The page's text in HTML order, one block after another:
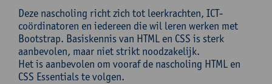
Deze nascholing richt zich tot leerkrachten, ICT-
coördinatoren en iedereen die wil leren werken met
Bootstrap. Basiskennis van HTML en CSS is sterk
aanbevolen, maar niet strikt noodzakelijk.
Het is aanbevolen om vooraf de nascholing HTML en
CSS Essentials te volgen.